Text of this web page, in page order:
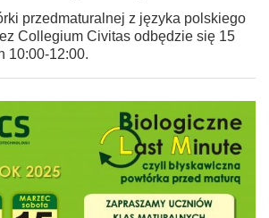
przedmaturalnej z języka polskiego
Collegium Civitas odbędzie się 15
10:00-12:00.